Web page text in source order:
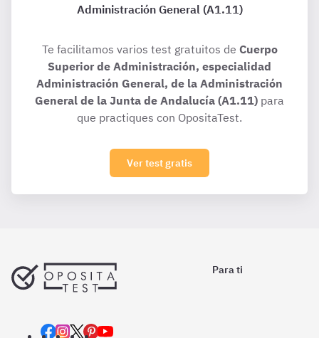
Administración General (A1.11)
Te facilitamos varios test gratuitos de Cuerpo
Superior de Administración, especialidad
Administración General, de la Administración
General de la Junta de Andalucía (A1.11) para
que practiques con OpositaTest.
Ver test gratis
Para ti